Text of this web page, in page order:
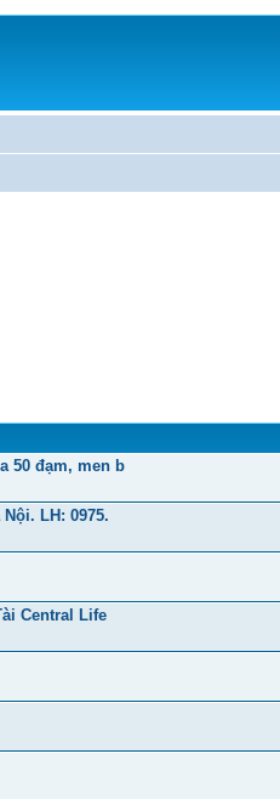
50 đạm, men b
LH: 0975.
Central Life